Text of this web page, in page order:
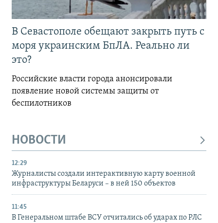
В Севастополе обещают закрыть путь с
моря украинским БпЛА. Реально ли
это?
Российские власти города анонсировали
появление новой системы защиты от
беспилотников
НОВОСТИ
12:29
Журналисты создали интерактивную карту военной
инфраструктуры Беларуси – в ней 150 объектов
11:45
В Генеральном штабе ВСУ отчитались об ударах по РЛС